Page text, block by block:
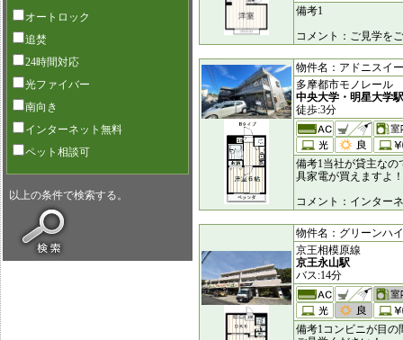
備考1
コメント：ご見学を
物件名：アドニスイ
多摩都市モノレール
中央大学・明星大学駅
徒歩:3分
備考1当社が貸主な
具家電が買えますよ！
コメント：インター
物件名：グリーンハ
京王相模原線
京王永山駅
バス:14分
備考1コンビニが目の
オートロック
追焚
24時間対応
光ファイバー
南向き
インターネット無料
ペット相談可
以上の条件で検索する。